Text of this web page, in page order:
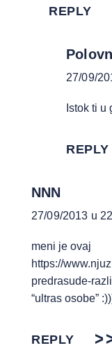
REPLY
27/09/
Istok ti u
REPLY
NNN
27/09/2013 u
meni je ovaj
https://
predrasude-
“ultras osobe”
REPLY